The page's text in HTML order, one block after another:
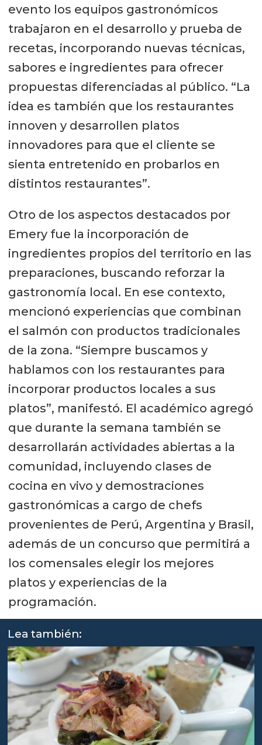
evento los equipos gastronómicos
trabajaron en el desarrollo y prueba de
recetas, incorporando nuevas técnicas,
sabores e ingredientes para ofrecer
propuestas diferenciadas al público. “La
idea es también que los restaurantes
innoven y desarrollen platos
innovadores para que el cliente se
sienta entretenido en probarlos en
distintos restaurantes”.
Otro de los aspectos destacados por
Emery fue la incorporación de
ingredientes propios del territorio en las
preparaciones, buscando reforzar la
gastronomía local. En ese contexto,
mencionó experiencias que combinan
el salmón con productos tradicionales
de la zona. “Siempre buscamos y
hablamos con los restaurantes para
incorporar productos locales a sus
platos”, manifestó. El académico agregó
que durante la semana también se
desarrollarán actividades abiertas a la
comunidad, incluyendo clases de
cocina en vivo y demostraciones
gastronómicas a cargo de chefs
provenientes de Perú, Argentina y Brasil,
además de un concurso que permitirá a
los comensales elegir los mejores
platos y experiencias de la
programación.
Lea también: